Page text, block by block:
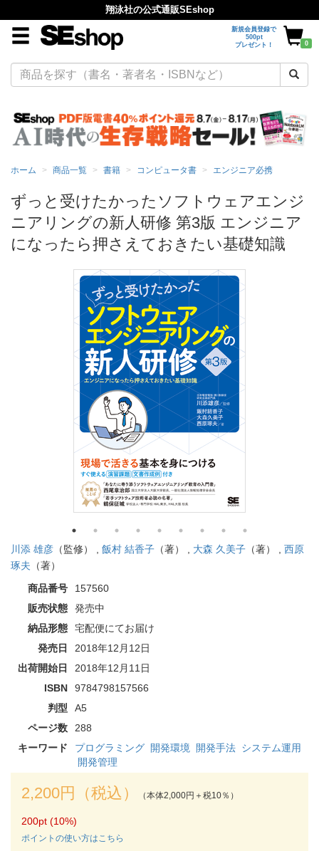
翔泳社の公式通販SEshop
新規会員登録で
500pt
プレゼント！
0
ホーム 商品一覧 書籍 コンピュータ書 エンジニア必携
ずっと受けたかったソフトウェアエンジ
ニアリングの新人研修 第3版 エンジニア
になったら押さえておきたい基礎知識
川添 雄彦 （監修） , 飯村 結香子 （著） , 大森 久美子 （著） , 西原
琢夫 （著）
商品番号
157560
販売状態
発売中
納品形態
宅配便にてお届け
発売日
2018年12月12日
出荷開始日
2018年12月11日
ISBN
9784798157566
判型
A5
ページ数
288
キーワード
プログラミング 開発環境 開発手法 システム運用
開発管理
2,200円（税込） （本体2,000円＋税10％）
200pt (10%)
ポイントの使い方はこちら